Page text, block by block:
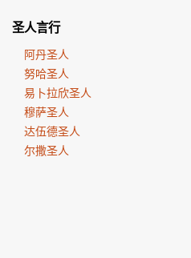
圣人言行
阿丹圣人
努哈圣人
易卜拉欣圣人
穆萨圣人
达伍德圣人
尔撒圣人